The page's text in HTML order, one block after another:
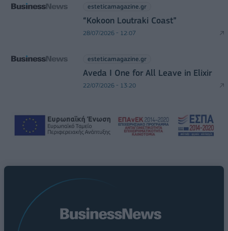
esteticamagazine.gr
“Kokoon Loutraki Coast”
28/07/2026 - 12:07
esteticamagazine.gr
Aveda I One for All Leave in Elixir
22/07/2026 - 13:20